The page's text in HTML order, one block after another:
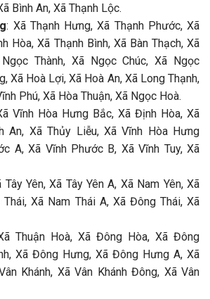
Bình An, Xã Thạnh Lộc.
: Xã Thạnh Hưng, Xã Thạnh Phước, Xã
Hòa, Xã Thạnh Bình, Xã Bàn Thạch, Xã
Thành, Xã Ngọc Chúc, Xã Ngọc
Xã Hoà Lợi, Xã Hoà An, Xã Long Thạnh,
Phú, Xã Hòa Thuận, Xã Ngọc Hoà.
Vĩnh Hòa Hưng Bắc, Xã Định Hòa, Xã
An, Xã Thủy Liễu, Xã Vĩnh Hòa Hưng
A, Xã Vĩnh Phước B, Xã Vĩnh Tuy, Xã
Tây Yên, Xã Tây Yên A, Xã Nam Yên, Xã
Thái, Xã Nam Thái A, Xã Đông Thái, Xã
Thuận Hoà, Xã Đông Hòa, Xã Đông
Xã Đông Hưng, Xã Đông Hưng A, Xã
Khánh, Xã Vân Khánh Đông, Xã Vân